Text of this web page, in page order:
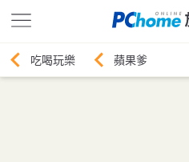
蘋果爹